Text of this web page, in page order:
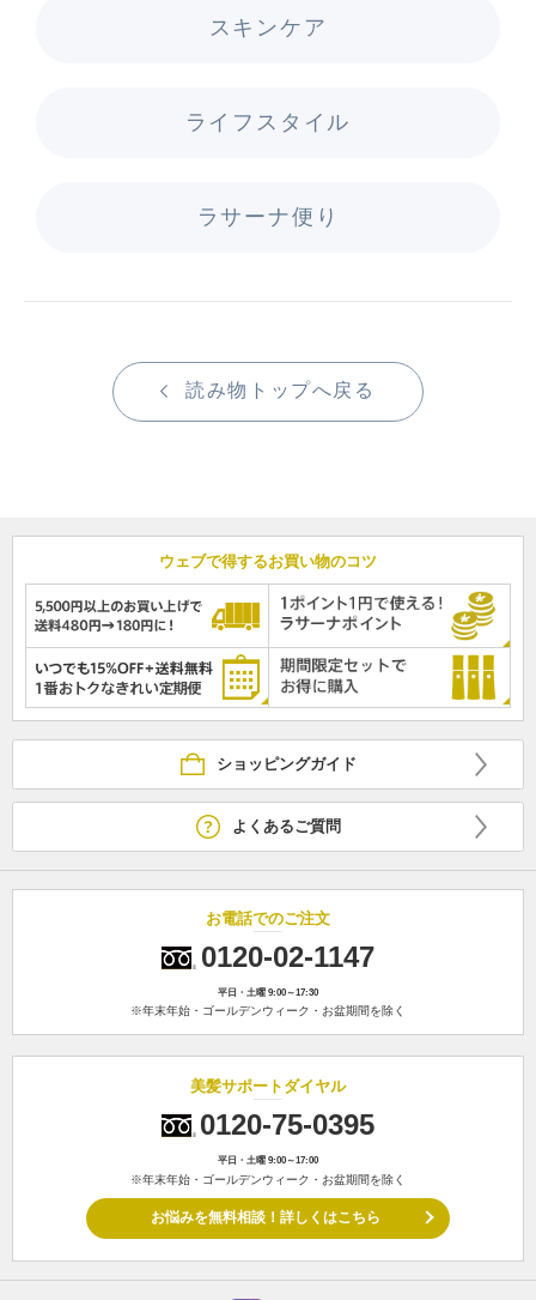
スキンケア
ライフスタイル
ラサーナ便り
読み物トップへ戻る
ウェブで得するお買い物のコツ
ショッピングガイド
よくあるご質問
お電話でのご注文
0120-02-1147
平日・土曜 9:00～17:30
※年末年始・ゴールデンウィーク・お盆期間を除く
美髪サポートダイヤル
0120-75-0395
平日・土曜 9:00～17:00
※年末年始・ゴールデンウィーク・お盆期間を除く
お悩みを無料相談！詳しくはこちら